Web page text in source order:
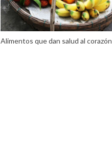
Alimentos que dan salud al corazón